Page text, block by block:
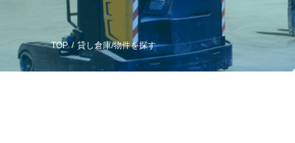
TOP / 貸し倉庫/物件を探す